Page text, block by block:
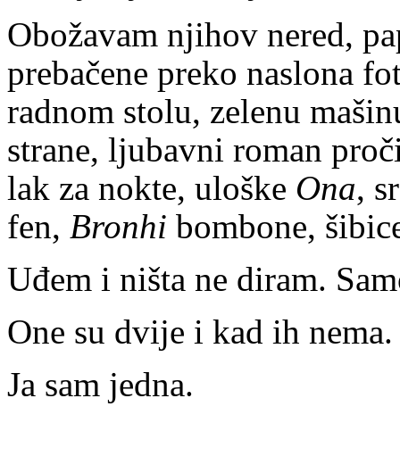
Obožavam njihov nered,
prebačene preko naslona
radnom stolu, zelenu
strane, ljubavni roman
lak za nokte, uloške Ona,
fen, Bronhi bombone,
Uđem i ništa ne diram.
One su dvije i kad ih nema.
Ja sam jedna.